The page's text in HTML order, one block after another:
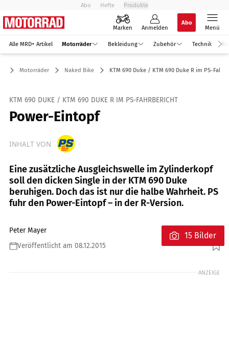
Abo Hefte Produkte
Marken Anmelden
Abo
Menü
Alle MRD+ Artikel Motorräder Bekleidung Zubehör Technik
Motorräder Naked Bike KTM 690 Duke / KTM 690 Duke R im PS-
KTM 690 DUKE / KTM 690 DUKE R IM PS-FAHRBERICHT
Power-Eintopf
INHALT VON
Eine zusätzliche Ausgleichswelle im Zylinderkopf
soll den dicken Single in der KTM 690 Duke
beruhigen. Doch das ist nur die halbe Wahrheit. PS
fuhr den Power-Eintopf – in der R-Version.
Peter Mayer
Veröffentlicht am 08.12.2015
Foto: KTM
15 Bilder
ANZEIGE